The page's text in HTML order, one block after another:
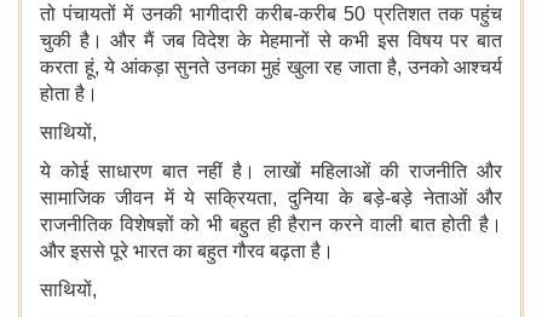
तो पंचायतों में उनकी भागीदारी करीब-करीब 50 प्रतिशत तक पहुंच
चुकी है। और मैं जब विदेश के मेहमानों से कभी इस विषय पर बात
करता हूं, ये आंकड़ा सुनते उनका मुहं खुला रह जाता है, उनको आश्चर्य
होता है।
साथियों,
ये कोई साधारण बात नहीं है। लाखों महिलाओं की राजनीति और
सामाजिक जीवन में ये सक्रियता, दुनिया के बड़े-बड़े नेताओं और
राजनीतिक विशेषज्ञों को भी बहुत ही हैरान करने वाली बात होती है।
और इससे पूरे भारत का बहुत गौरव बढ़ता है।
साथियों,